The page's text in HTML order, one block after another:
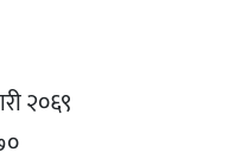
२०६९